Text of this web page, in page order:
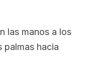
las manos a los
palmas hacia